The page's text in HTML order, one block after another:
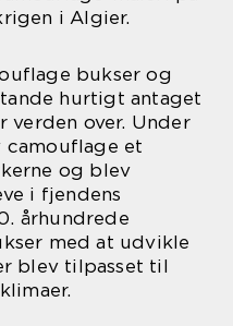
i Algier.
bukser og
hurtigt antaget
over. Under
camouflage et
og blev
i fjendens
århundrede
med at udvikle
blev tilpasset til